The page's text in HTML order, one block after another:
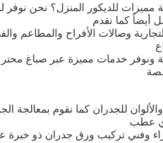
مميزات للديكور المنزل؟ نحن
أيضاً كما نقدم
وصالات الأفراح والمطاعم
ونوفر خدمات مميزة عبر صباغ
للجدران كما نقوم بمعالجة
أي عطب
وفني تركيب ورق جدران ذو خبرة